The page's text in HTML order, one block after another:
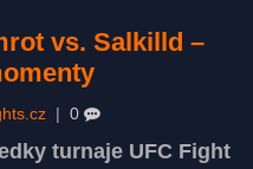
vs. Salkilld –
0
turnaje UFC Fight